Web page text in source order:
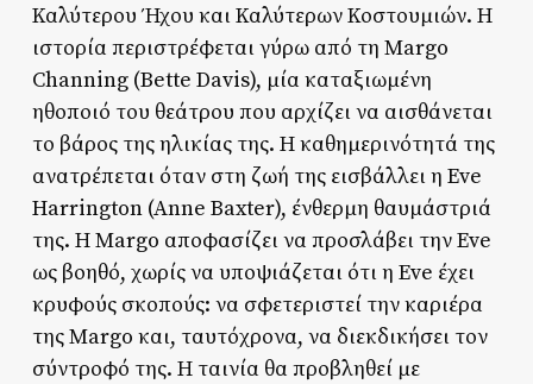
Καλύτερου Ήχου και Καλύτερων Κοστουμιών. Η
ιστορία περιστρέφεται γύρω από τη Margo
Channing (Bette Davis), μία καταξιωμένη
ηθοποιό του θεάτρου που αρχίζει να αισθάνεται
το βάρος της ηλικίας της. Η καθημερινότητά της
ανατρέπεται όταν στη ζωή της εισβάλλει η Eve
Harrington (Anne Baxter), ένθερμη θαυμάστριά
της. Η Margo αποφασίζει να προσλάβει την Eve
ως βοηθό, χωρίς να υποψιάζεται ότι η Eve έχει
κρυφούς σκοπούς: να σφετεριστεί την καριέρα
της Margo και, ταυτόχρονα, να διεκδικήσει τον
σύντροφό της. Η ταινία θα προβληθεί με